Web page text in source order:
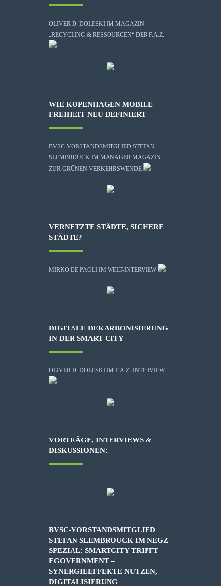
OLIVER D. DOLESKI IM MAGAZIN
„RECYCLING & RESSOURCEN“ DER F.A.Z.
WIE KOPENHAGEN MOBILE
FREIHEIT NEU DEFINIERT
BVSC-VORSTANDSMITGLIED STEFAN
SLEMBROUCK IM MANAGER MAGAZIN
ZUR GRÜNEN VERKEHRSWENDE
VERNETZTE STÄDTE, SICHERE
STÄDTE?
MIRKO DE PAOLI IM WELT-INTERVIEW
DIGITALE DEKARBONISIERUNG
IN DER SMART CITY
OLIVER D. DOLESKI IM F.A.Z.-INTERVIEW
VORTRÄGE, INTERVIEWS &
DISKUSSIONEN:
BVSC-VORSTANDSMITGLIED
STEFAN SLEMBROUCK IM NEGZ
SPEZIAL: SMARTCITY TRIFFT
EGOVERNMENT –
SYNERGIEEFFEKTE NUTZEN,
DIGITALISIERUNG